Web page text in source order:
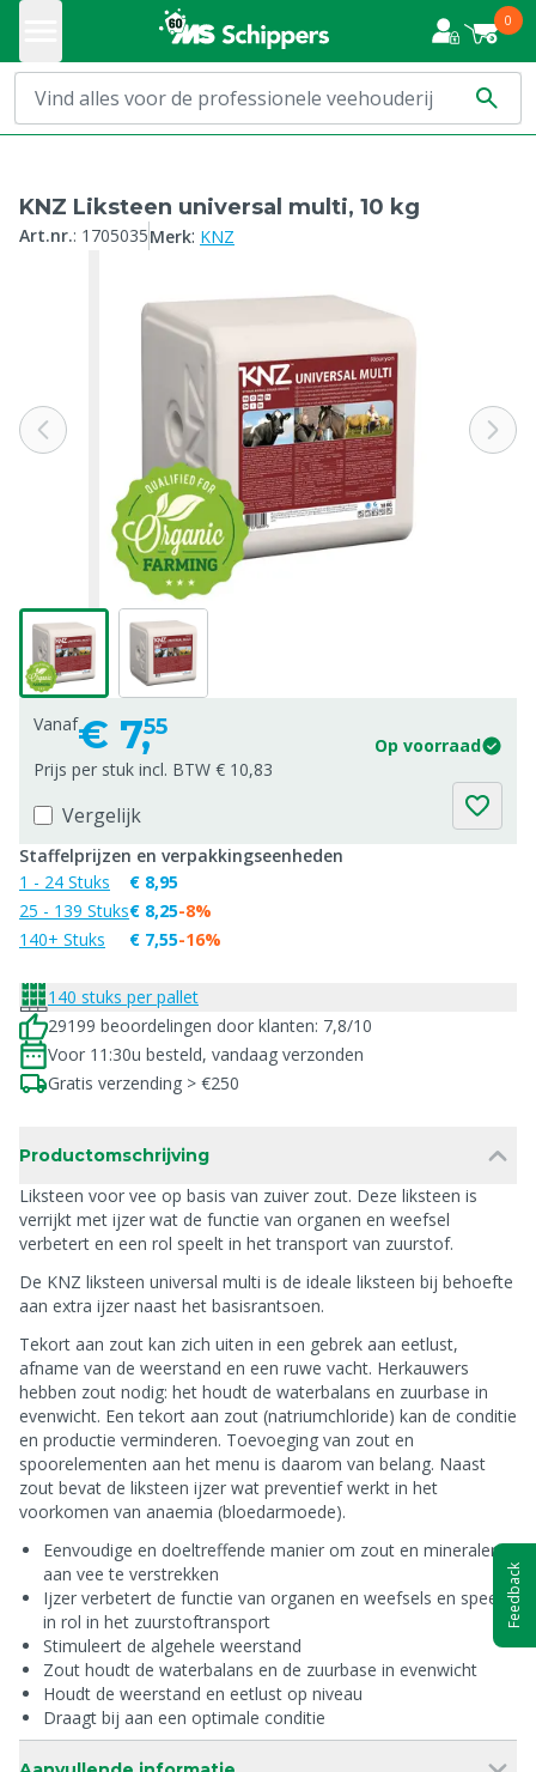
0
KNZ Liksteen universal multi, 10 kg
Art.nr.: 1705035Merk: KNZ
Vanaf€ 7,55
Op voorraad
Prijs per stuk incl. BTW € 10,83
Vergelijk
Staffelprijzen en verpakkingseenheden
1 - 24 Stuks
25 - 139 Stuks
140+ Stuks
€ 8,95
€ 8,25
€ 7,55
-8%
-16%
140 stuks per pallet
29199 beoordelingen door klanten: 7,8/10
Voor 11:30u besteld, vandaag verzonden
Gratis verzending > €250
Productomschrijving
Liksteen voor vee op basis van zuiver zout. Deze liksteen is
verrijkt met ijzer wat de functie van organen en weefsel
verbetert en een rol speelt in het transport van zuurstof.
De KNZ liksteen universal multi is de ideale liksteen bij behoefte
aan extra ijzer naast het basisrantsoen.
Tekort aan zout kan zich uiten in een gebrek aan eetlust,
afname van de weerstand en een ruwe vacht. Herkauwers
hebben zout nodig: het houdt de waterbalans en zuurbase in
evenwicht. Een tekort aan zout (natriumchloride) kan de conditie
en productie verminderen. Toevoeging van zout en
spoorelementen aan het menu is daarom van belang. Naast
zout bevat de liksteen ijzer wat preventief werkt in het
voorkomen van anaemia (bloedarmoede).
Eenvoudige en doeltreffende manier om zout en mineralen
aan vee te verstrekken
Ijzer verbetert de functie van organen en weefsels en speelt
in rol in het zuurstoftransport
Stimuleert de algehele weerstand
Zout houdt de waterbalans en de zuurbase in evenwicht
Houdt de weerstand en eetlust op niveau
Draagt bij aan een optimale conditie
Feedback